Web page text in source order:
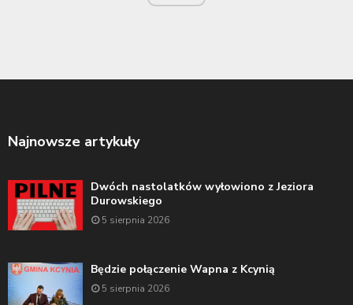
Najnowsze artykuły
Dwóch nastolatków wyłowiono z Jeziora
Durowskiego
5 sierpnia 2026
Będzie połączenie Wapna z Kcynią
5 sierpnia 2026